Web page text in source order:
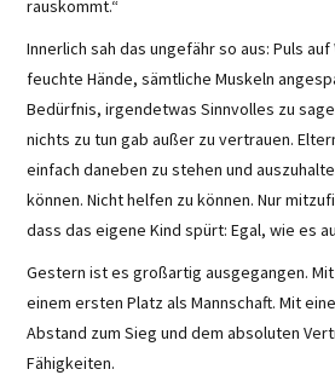
rauskommt.“
Innerlich sah das ungefähr so aus: Puls
feuchte Hände, sämtliche Muskeln
Bedürfnis, irgendetwas Sinnvolles zu
nichts zu tun gab außer zu vertrauen.
einfach daneben zu stehen und
können. Nicht helfen zu können. Nur
dass das eigene Kind spürt: Egal, wie es
Gestern ist es großartig ausgegangen.
einem ersten Platz als Mannschaft. Mit
Abstand zum Sieg und dem absoluten
Fähigkeiten.